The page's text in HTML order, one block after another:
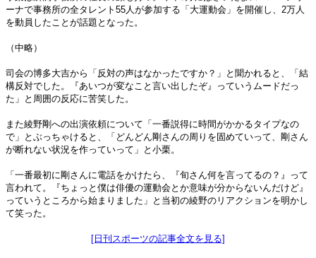
ーナで事務所の全タレント55人が参加する「大運動会」を開催し、2万人
を動員したことが話題となった。
（中略）
司会の博多大吉から「反対の声はなかったですか？」と聞かれると、「結
構反対でした。『あいつが変なこと言い出したぞ』っていうムードだっ
た」と周囲の反応に苦笑した。
また綾野剛への出演依頼について「一番説得に時間がかかるタイプなの
で」とぶっちゃけると、「どんどん剛さんの周りを固めていって、剛さん
が断れない状況を作っていって」と小栗。
「一番最初に剛さんに電話をかけたら、『旬さん何を言ってるの？』って
言われて。『ちょっと僕は俳優の運動会とか意味が分からないんだけど』
っていうところから始まりました」と当初の綾野のリアクションを明かし
て笑った。
[日刊スポーツの記事全文を見る]